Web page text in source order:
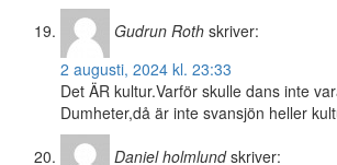
Gudrun Roth skriver:
2 augusti, 2024 kl. 23:33
Det ÄR kultur.Varför skulle dans inte
Dumheter,då är inte svansjön heller
Daniel holmlund skriver: